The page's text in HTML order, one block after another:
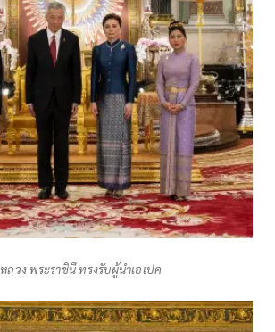
ลวง พระราชินี ทรงรับผู้นำเอเปค